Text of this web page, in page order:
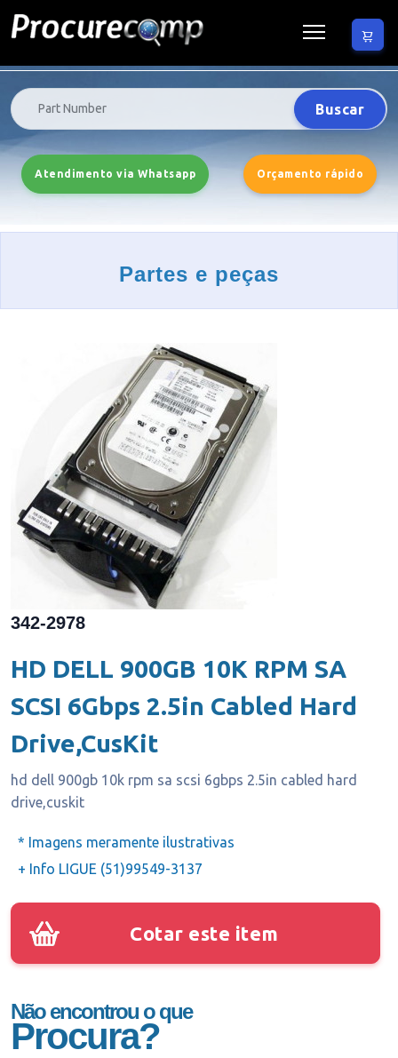
Buscar
Atendimento via Whatsapp Orçamento rápido
Partes e peças
342-2978
HD DELL 900GB 10K RPM SA
SCSI 6Gbps 2.5in Cabled Hard
Drive,CusKit
hd dell 900gb 10k rpm sa scsi 6gbps 2.5in cabled hard
drive,cuskit
* Imagens meramente ilustrativas
+ Info LIGUE (51)99549-3137
Cotar este item
Não encontrou o que
Procura?